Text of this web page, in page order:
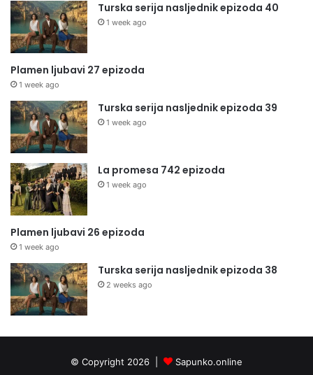
Turska serija nasljednik epizoda 40
1 week ago
Plamen ljubavi 27 epizoda
1 week ago
Turska serija nasljednik epizoda 39
1 week ago
La promesa 742 epizoda
1 week ago
Plamen ljubavi 26 epizoda
1 week ago
Turska serija nasljednik epizoda 38
2 weeks ago
© Copyright 2026 | Sapunko.online